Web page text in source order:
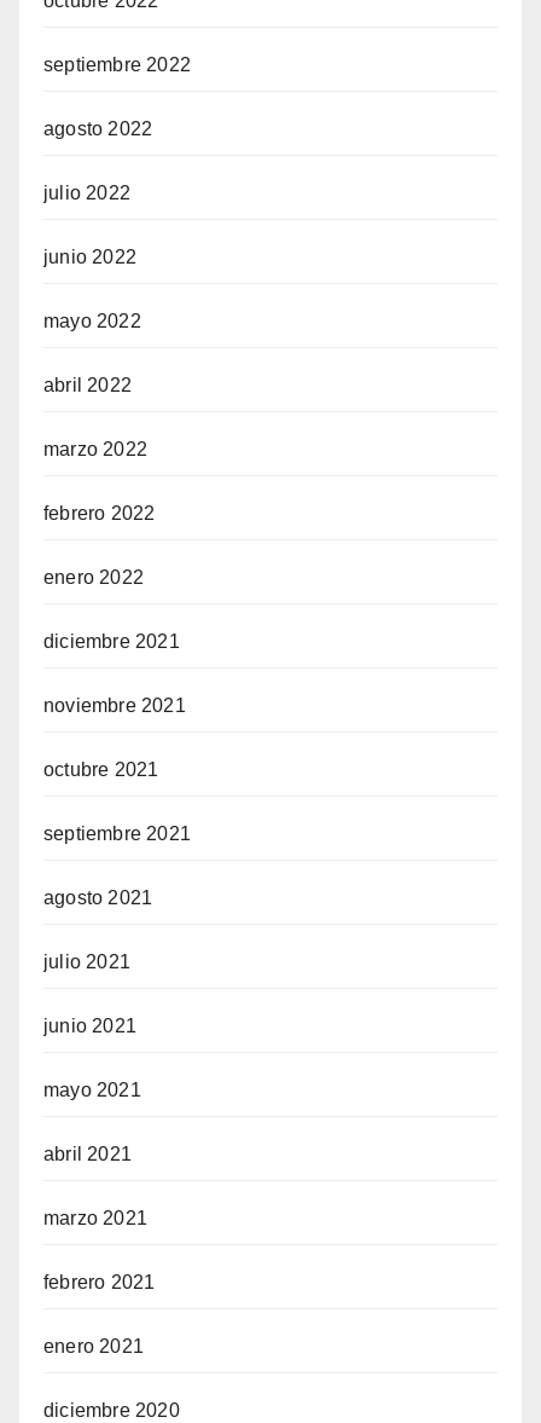
septiembre 2022
agosto 2022
julio 2022
junio 2022
mayo 2022
abril 2022
marzo 2022
febrero 2022
enero 2022
diciembre 2021
noviembre 2021
octubre 2021
septiembre 2021
agosto 2021
julio 2021
junio 2021
mayo 2021
abril 2021
marzo 2021
febrero 2021
enero 2021
diciembre 2020